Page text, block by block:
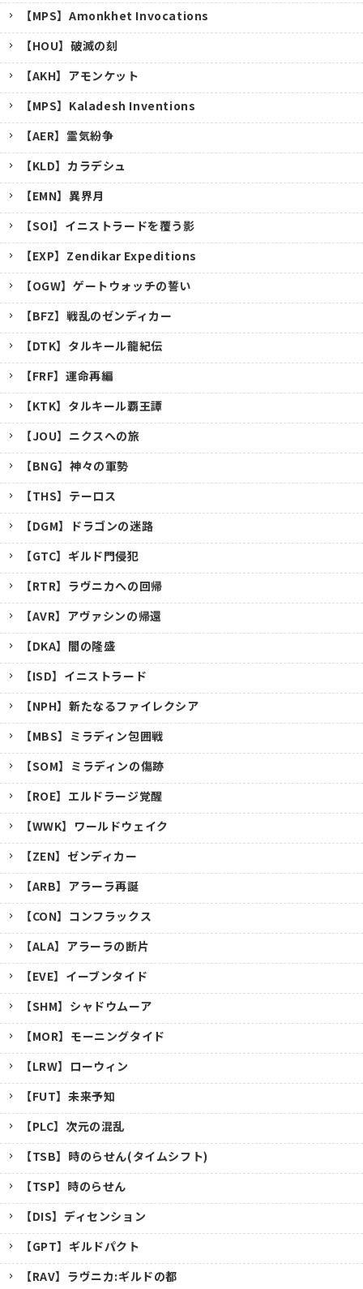
【MPS】Amonkhet Invocations
【HOU】破滅の刻
【AKH】アモンケット
【MPS】Kaladesh Inventions
【AER】霊気紛争
【KLD】カラデシュ
【EMN】異界月
【SOI】イニストラードを覆う影
【EXP】Zendikar Expeditions
【OGW】ゲートウォッチの誓い
【BFZ】戦乱のゼンディカー
【DTK】タルキール龍紀伝
【FRF】運命再編
【KTK】タルキール覇王譚
【JOU】ニクスへの旅
【BNG】神々の軍勢
【THS】テーロス
【DGM】ドラゴンの迷路
【GTC】ギルド門侵犯
【RTR】ラヴニカへの回帰
【AVR】アヴァシンの帰還
【DKA】闇の隆盛
【ISD】イニストラード
【NPH】新たなるファイレクシア
【MBS】ミラディン包囲戦
【SOM】ミラディンの傷跡
【ROE】エルドラージ覚醒
【WWK】ワールドウェイク
【ZEN】ゼンディカー
【ARB】アラーラ再誕
【CON】コンフラックス
【ALA】アラーラの断片
【EVE】イーブンタイド
【SHM】シャドウムーア
【MOR】モーニングタイド
【LRW】ローウィン
【FUT】未来予知
【PLC】次元の混乱
【TSB】時のらせん(タイムシフト)
【TSP】時のらせん
【DIS】ディセンション
【GPT】ギルドパクト
【RAV】ラヴニカ:ギルドの都